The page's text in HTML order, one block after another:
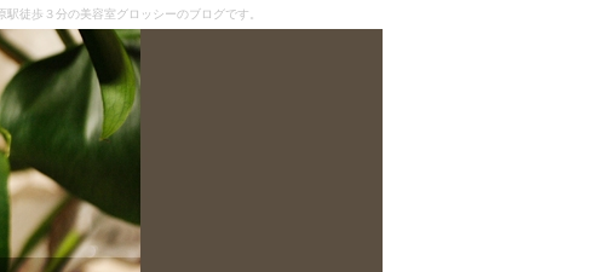
徒歩３分の美容室グロッシーのブログです。